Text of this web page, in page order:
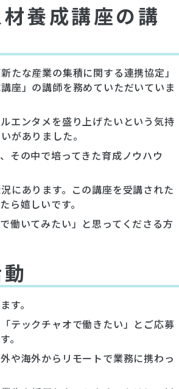
養成講座の講
な産業の集積に関する連携協定」
座」の講師を務めていただいていま
エンタメを盛り上げたいという気持
がありました。
その中で培ってきた育成ノウハウ
にあります。この講座を受講された
ら嬉しいです。
働いてみたい」と思ってくださる方
す。
テックチャオで働きたい」とご応募
。
や海外からリモートで業務に携わっ